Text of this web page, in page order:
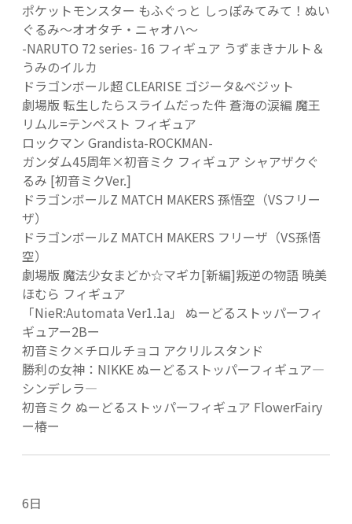
ポケットモンスター もふぐっと しっぽみてみて！ぬい
ぐるみ～オオタチ・ニャオハ～
-NARUTO 72 series- 16 フィギュア うずまきナルト＆
うみのイルカ
ドラゴンボール超 CLEARISE ゴジータ&ベジット
劇場版 転生したらスライムだった件 蒼海の涙編 魔王
リムル=テンペスト フィギュア
ロックマン Grandista-ROCKMAN-
ガンダム45周年×初音ミク フィギュア シャアザクぐ
るみ [初音ミクVer.]
ドラゴンボールZ MATCH MAKERS 孫悟空（VSフリー
ザ）
ドラゴンボールZ MATCH MAKERS フリーザ（VS孫悟
空）
劇場版 魔法少女まどか☆マギカ[新編]叛逆の物語 暁美
ほむら フィギュア
「NieR:Automata Ver1.1a」 ぬーどるストッパーフィ
ギュアー2Bー
初音ミク×チロルチョコ アクリルスタンド
勝利の女神：NIKKE ぬーどるストッパーフィギュア―
シンデレラ―
初音ミク ぬーどるストッパーフィギュア FlowerFairy
ー椿ー
6日